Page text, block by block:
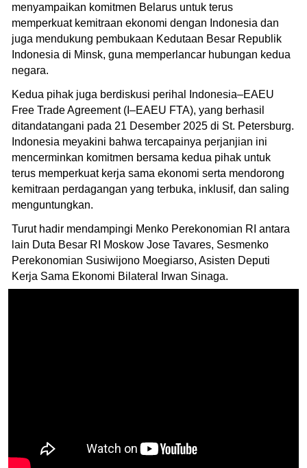
menyampaikan komitmen Belarus untuk terus
memperkuat kemitraan ekonomi dengan Indonesia dan
juga mendukung pembukaan Kedutaan Besar Republik
Indonesia di Minsk, guna memperlancar hubungan kedua
negara.
Kedua pihak juga berdiskusi perihal Indonesia–EAEU
Free Trade Agreement (I–EAEU FTA), yang berhasil
ditandatangani pada 21 Desember 2025 di St. Petersburg.
Indonesia meyakini bahwa tercapainya perjanjian ini
mencerminkan komitmen bersama kedua pihak untuk
terus memperkuat kerja sama ekonomi serta mendorong
kemitraan perdagangan yang terbuka, inklusif, dan saling
menguntungkan.
Turut hadir mendampingi Menko Perekonomian RI antara
lain Duta Besar RI Moskow Jose Tavares, Sesmenko
Perekonomian Susiwijono Moegiarso, Asisten Deputi
Kerja Sama Ekonomi Bilateral Irwan Sinaga.